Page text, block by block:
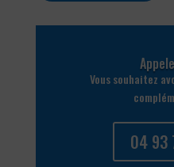
Vous souhaitez
04 93